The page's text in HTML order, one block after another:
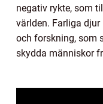
negativ rykte, som
världen. Farliga
och forskning, som
skydda människor